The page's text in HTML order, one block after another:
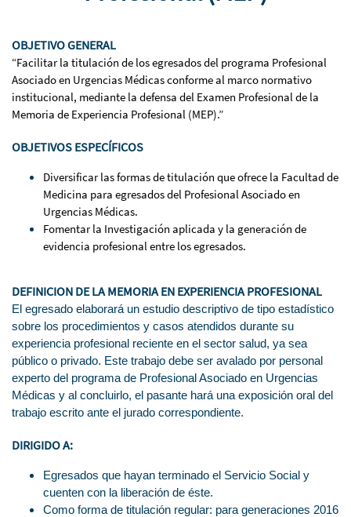
OBJETIVO GENERAL
“Facilitar la titulación de los egresados del programa Profesional
Asociado en Urgencias Médicas conforme al marco normativo
institucional, mediante la defensa del Examen Profesional de la
Memoria de Experiencia Profesional (MEP).”
OBJETIVOS ESPECÍFICOS
Diversificar las formas de titulación que ofrece la Facultad de
Medicina para egresados del Profesional Asociado en
Urgencias Médicas.
Fomentar la Investigación aplicada y la generación de
evidencia profesional entre los egresados.
DEFINICION DE LA MEMORIA EN EXPERIENCIA PROFESIONAL
El egresado elaborará un estudio descriptivo de tipo estadístico
sobre los procedimientos y casos atendidos durante su
experiencia profesional reciente en el sector salud, ya sea
público o privado. Este trabajo debe ser avalado por personal
experto del programa de Profesional Asociado en Urgencias
Médicas y al concluirlo, el pasante hará una exposición oral del
trabajo escrito ante el jurado correspondiente.
DIRIGIDO A:
Egresados que hayan terminado el Servicio Social y
cuenten con la liberación de éste.
Como forma de titulación regular: para generaciones 2016